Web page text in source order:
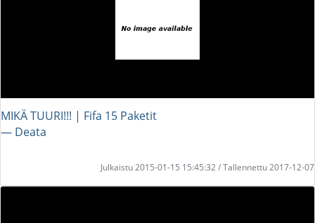
MIKÄ TUURI!!! | Fifa 15 Paketit
― Deata
Julkaistu 2015-01-15 15:45:32 / Tallennettu 2017-12-07